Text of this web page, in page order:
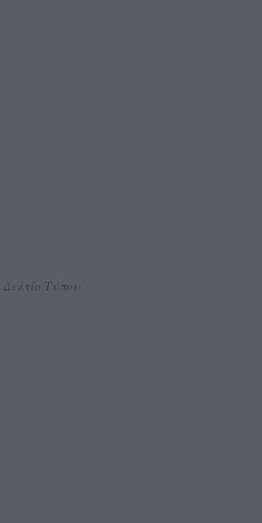
Δελτίο Τύπου